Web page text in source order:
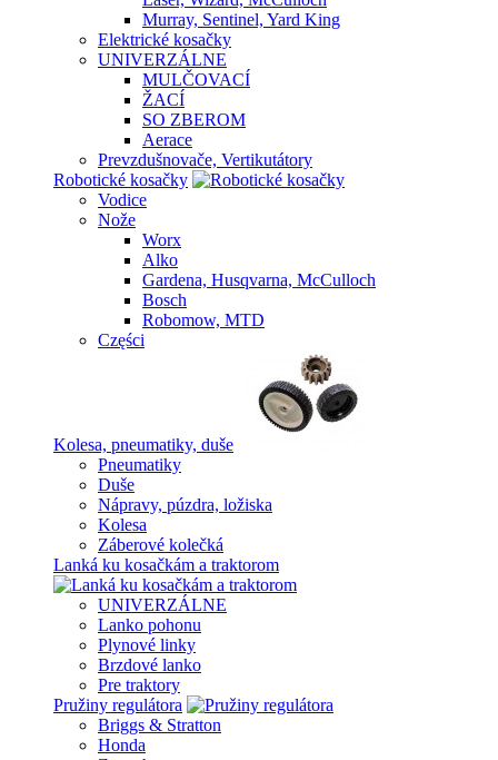
Murray, Sentinel, Yard King
Elektrické kosačky
UNIVERZÁLNE
MULČOVACÍ
ŽACÍ
SO ZBEROM
Aerace
Prevzdušnovače, Vertikutátory
Robotické kosačky
Vodice
Nože
Worx
Alko
Gardena, Husqvarna, McCulloch
Bosch
Robomow, MTD
Części
Kolesa, pneumatiky, duše
Pneumatiky
Duše
Nápravy, púzdra, ložiska
Kolesa
Záberové kolečká
Lanká ku kosačkám a traktorom
UNIVERZÁLNE
Lanko pohonu
Plynové linky
Brzdové lanko
Pre traktory
Pružiny regulátora
Briggs & Stratton
Honda